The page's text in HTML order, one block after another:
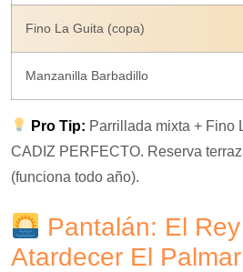
Fino La Guita (copa)
Manzanilla Barbadillo
Pro Tip: Parrillada mixta + Fino
CADIZ PERFECTO. Reserva
(funciona todo año).
Pantalán: El
Atardecer El Palmar